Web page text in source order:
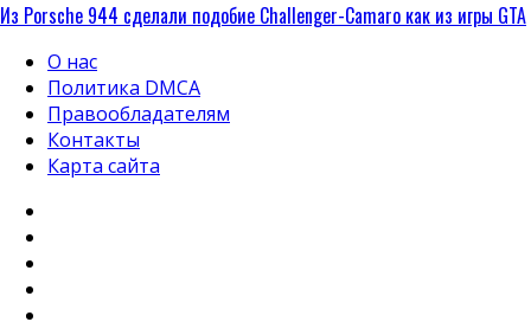
Из Porsche 944 сделали подобие Challenger-Camaro как из игры GTA
О нас
Политика DMCA
Правообладателям
Контакты
Карта сайта